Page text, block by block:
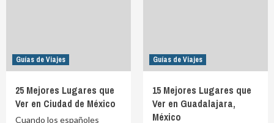
Guías de Viajes
25 Mejores Lugares que
Ver en Ciudad de México
Cuando los españoles
Guías de Viajes
15 Mejores Lugares que
Ver en Guadalajara,
México